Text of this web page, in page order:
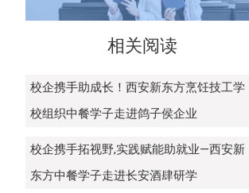
相关阅读
校企携手助成长！西安新东方烹饪技工学
校组织中餐学子走进鸽子侯企业
校企携手拓视野,实践赋能助就业—西安新
东方中餐学子走进长安酒肆研学